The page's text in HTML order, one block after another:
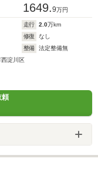
1649.9万円
走行 2.0万km
修復
なし
整備
法定整備無
淀川区
頼